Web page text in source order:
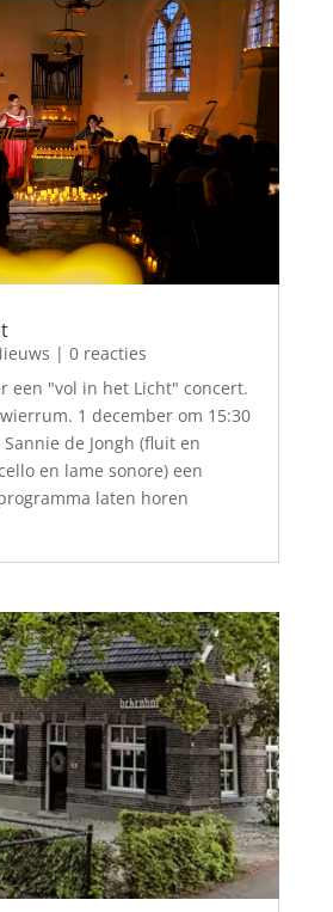
| 0 reacties
een "vol in het Licht" concert.
1 december om 15:30
de Jongh (fluit en
en lame sonore) een
laten horen